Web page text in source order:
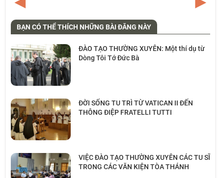
BẠN CÓ THỂ THÍCH NHỮNG BÀI ĐĂNG NÀY
ĐÀO TẠO THƯỜNG XUYÊN: Một thí dụ từ
Dòng Tôi Tớ Đức Bà
ĐỜI SỐNG TU TRÌ TỪ VATICAN II ĐẾN
THÔNG ĐIỆP FRATELLI TUTTI
VIỆC ĐÀO TẠO THƯỜNG XUYÊN CÁC TU SĨ
TRONG CÁC VĂN KIỆN TÒA THÁNH